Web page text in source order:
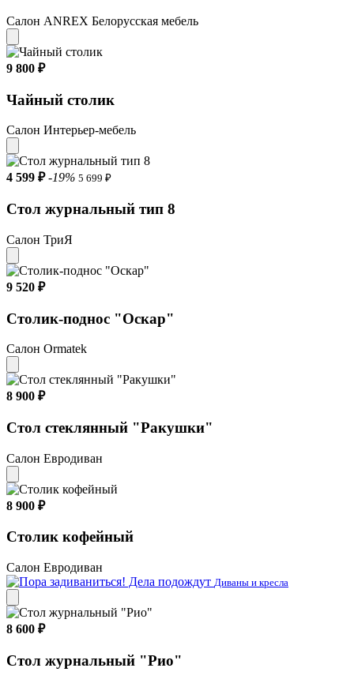
Салон ANREX Белорусская мебель
9 800 ₽
Чайный столик
Салон Интерьер-мебель
4 599 ₽ -19% 5 699 ₽
Стол журнальный тип 8
Салон ТриЯ
9 520 ₽
Столик-поднос "Оскар"
Салон Ormatek
8 900 ₽
Стол стеклянный "Ракушки"
Салон Евродиван
8 900 ₽
Столик кофейный
Салон Евродиван
Диваны и кресла
8 600 ₽
Стол журнальный "Рио"